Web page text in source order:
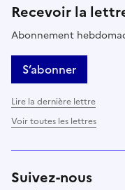
Recevoir la
Abonnement
S’abonner
Lire la dernière lettre
Voir toutes les lettres
Suivez-nous